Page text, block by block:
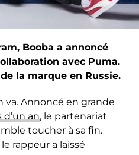
Booba a annoncé
avec Puma.
la marque en Russie.
va. Annoncé en grande
an, le partenariat
toucher à sa fin.
rappeur a laissé